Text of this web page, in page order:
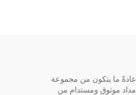
ما يتكون من مجموعة
موثوق ومستدام من